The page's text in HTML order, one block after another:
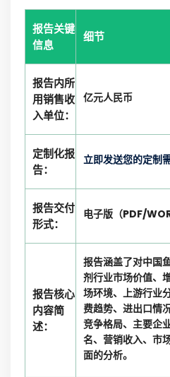
报告关键
信息
细节
报告内所
用销售收
入单位：
亿元人民币
定制化报
告：
立即发送您的定制
报告交付
形式：
电子版（PDF/
报告核心
内容简
述：
报告涵盖了对中国
剂行业市场价值、
场环境、上游行业
费趋势、进出口情
竞争格局、主要企
名、营销收入、市
面的分析。